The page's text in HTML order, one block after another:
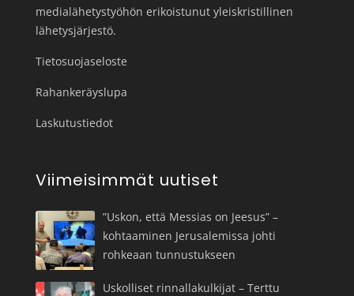
medialähetystyöhön erikoistunut yleiskristillinen
lähetysjärjestö.
Tietosuojaseloste
Rahankeräyslupa
Laskutustiedot
Viimeisimmät uutiset
”Uskon, että Messias on Jeesus” –
kohtaaminen Jerusalemissa johti
rohkeaan tunnustukseen
Uskolliset rinnallakulkijat – Terttu